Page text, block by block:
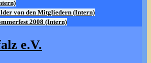
von den Mitgliedern (Intern)
2008 (Intern)
e.V.